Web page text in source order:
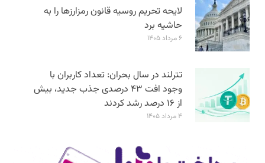
لایحه تحریم روسیه قانون رمزارزها را به
حاشیه برد
۶ مرداد ۱۴۰۵
تترلند در سال بحران: تعداد کاربران با
وجود افت ۴۳ درصدی جذب جدید، بیش
از ۱۶ درصد رشد کردند
۴ مرداد ۱۴۰۵